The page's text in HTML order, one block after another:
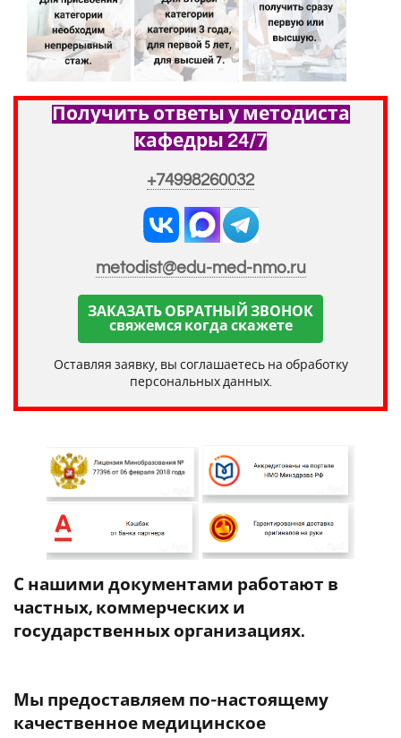
Получить ответы у методиста
кафедры 24/7
+74998260032
metodist@edu-med-nmo.ru
ЗАКАЗАТЬ ОБРАТНЫЙ ЗВОНОК
свяжемся когда скажете
Оставляя заявку, вы соглашаетесь на обработку
персональных данных.
С нашими документами работают в
частных, коммерческих и
государственных организациях.
Мы предоставляем по-настоящему
качественное медицинское